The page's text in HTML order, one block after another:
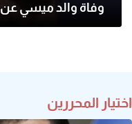
وفاة والد ميسي عن 68 عاما بعد صراع مع المرض
اختيار المحررين